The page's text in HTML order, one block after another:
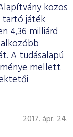
közös
tartó játék
4,36 milliárd
A tudásalapú
mellett
2017. ápr. 24.